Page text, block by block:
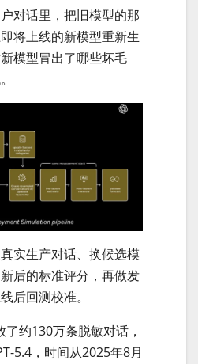
对话里，把旧模型的那
将上线的新模型重新生
模型冒出了哪些坏毛
实生产对话、换候选模
后的标准评分，再做发
后回测校准。
约130万条脱敏对话，
5.4，时间从2025年8月